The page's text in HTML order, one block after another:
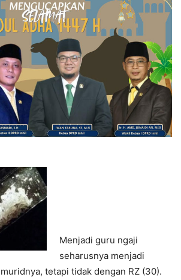
Menjadi guru ngaji
seharusnya menjadi
tetapi tidak dengan RZ (30).